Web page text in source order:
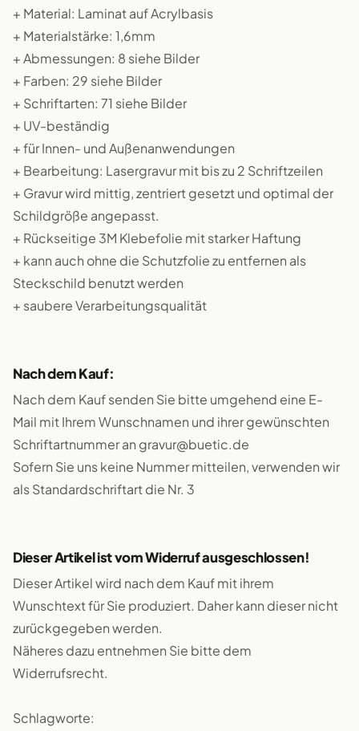
+ Material: Laminat auf Acrylbasis
+ Materialstärke: 1,6mm
+ Abmessungen: 8 siehe Bilder
+ Farben: 29 siehe Bilder
+ Schriftarten: 71 siehe Bilder
+ UV-beständig
+ für Innen- und Außenanwendungen
+ Bearbeitung: Lasergravur mit bis zu 2 Schriftzeilen
+ Gravur wird mittig, zentriert gesetzt und optimal der
Schildgröße angepasst.
+ Rückseitige 3M Klebefolie mit starker Haftung
+ kann auch ohne die Schutzfolie zu entfernen als
Steckschild benutzt werden
+ saubere Verarbeitungsqualität
Nach dem Kauf:
Nach dem Kauf senden Sie bitte umgehend eine E-
Mail mit Ihrem Wunschnamen und ihrer gewünschten
Schriftartnummer an gravur@buetic.de
Sofern Sie uns keine Nummer mitteilen, verwenden wir
als Standardschriftart die Nr. 3
Dieser Artikel ist vom Widerruf ausgeschlossen!
Dieser Artikel wird nach dem Kauf mit ihrem
Wunschtext für Sie produziert. Daher kann dieser nicht
zurückgegeben werden.
Näheres dazu entnehmen Sie bitte dem
Widerrufsrecht.
Schlagworte: